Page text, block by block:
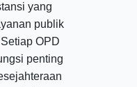
yang
publik
OPD
penting